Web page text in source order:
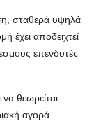
σταθερά υψηλά
έχει αποδειχτεί
επενδυτές
θεωρείται
αγορά